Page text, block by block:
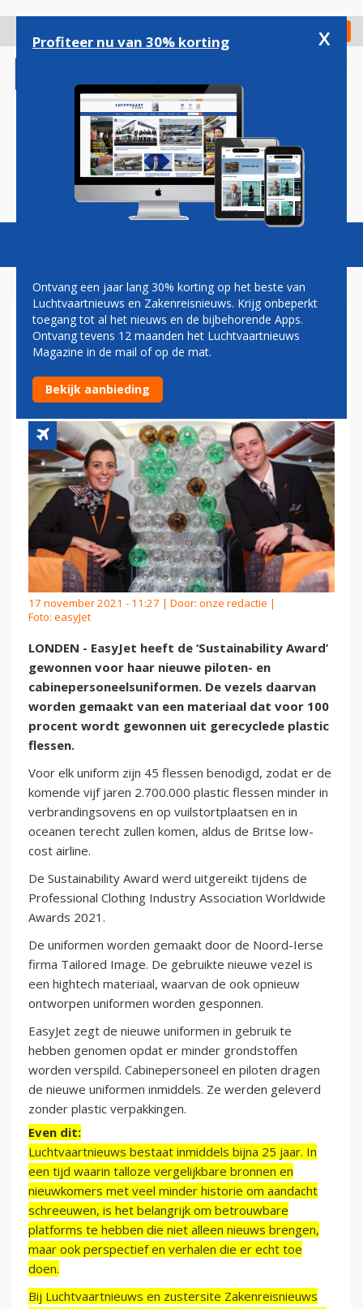
gaan
Check in
Magazine Podcasts Vacatures
EASYJET WINT
DUURZAAMHEIDSPRIJS VOOR
GERECYCLEDE UNIFORMEN
17 november 2021 - 11:27 | Door: onze redactie |
Foto: easyJet
LONDEN - EasyJet heeft de ‘Sustainability Award’
gewonnen voor haar nieuwe piloten- en
cabinepersoneelsuniformen. De vezels daarvan
worden gemaakt van een materiaal dat voor 100
procent wordt gewonnen uit gerecyclede plastic
flessen.
Voor elk uniform zijn 45 flessen benodigd, zodat er de
komende vijf jaren 2.700.000 plastic flessen minder in
verbrandingsovens en op vuilstortplaatsen en in
oceanen terecht zullen komen, aldus de Britse low-
cost airline.
De Sustainability Award werd uitgereikt tijdens de
Professional Clothing Industry Association Worldwide
Awards 2021.
De uniformen worden gemaakt door de Noord-Ierse
firma Tailored Image. De gebruikte nieuwe vezel is
een hightech materiaal, waarvan de ook opnieuw
ontworpen uniformen worden gesponnen.
EasyJet zegt de nieuwe uniformen in gebruik te
hebben genomen opdat er minder grondstoffen
worden verspild. Cabinepersoneel en piloten dragen
de nieuwe uniformen inmiddels. Ze werden geleverd
zonder plastic verpakkingen.
Even dit:
Luchtvaartnieuws bestaat inmiddels bijna 25 jaar. In
een tijd waarin talloze vergelijkbare bronnen en
nieuwkomers met veel minder historie om aandacht
schreeuwen, is het belangrijk om betrouwbare
platforms te hebben die niet alleen nieuws brengen,
maar ook perspectief en verhalen die er echt toe
doen.
Bij Luchtvaartnieuws en zustersite Zakenreisnieuws
Profiteer nu van 30% korting x
Ontvang een jaar lang 30% korting op het beste van
Luchtvaartnieuws en Zakenreisnieuws. Krijg onbeperkt
toegang tot al het nieuws en de bijbehorende Apps.
Ontvang tevens 12 maanden het Luchtvaartnieuws
Magazine in de mail of op de mat.
Bekijk aanbieding